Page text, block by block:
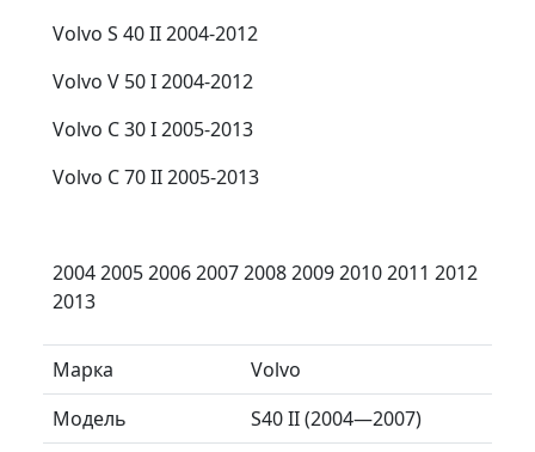
Volvo S 40 II 2004-2012
Volvo V 50 I 2004-2012
Volvo C 30 I 2005-2013
Volvo C 70 II 2005-2013
2004 2005 2006 2007 2008 2009 2010 2011 2012
2013
Марка
Volvo
Модель
S40 II (2004—2007)